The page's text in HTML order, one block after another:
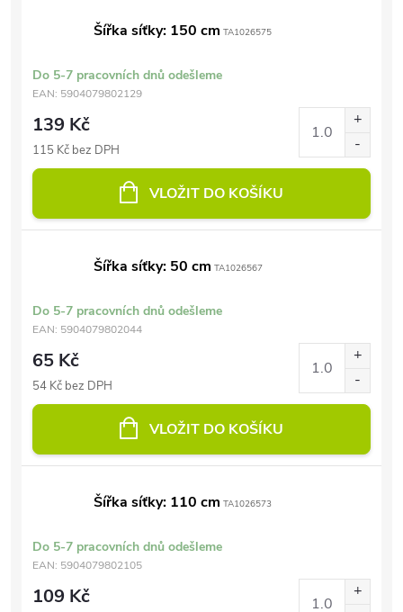
Šířka síťky: 150 cm TA1026575
Do 5-7 pracovních dnů odešleme
EAN: 5904079802129
139 Kč
115 Kč bez DPH
VLOŽIT DO KOŠÍKU
Šířka síťky: 50 cm TA1026567
Do 5-7 pracovních dnů odešleme
EAN: 5904079802044
65 Kč
54 Kč bez DPH
VLOŽIT DO KOŠÍKU
Šířka síťky: 110 cm TA1026573
Do 5-7 pracovních dnů odešleme
EAN: 5904079802105
109 Kč